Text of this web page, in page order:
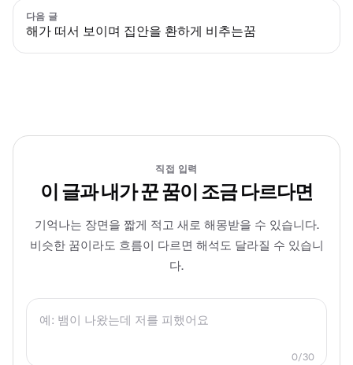
다음 글
해가 떠서 보이며 집안을 환하게 비추는꿈
직접 입력
이 글과 내가 꾼 꿈이 조금 다르다면
기억나는 장면을 짧게 적고 새로 해몽받을 수 있습니다.
비슷한 꿈이라도 흐름이 다르면 해석도 달라질 수 있습니
다.
0/30